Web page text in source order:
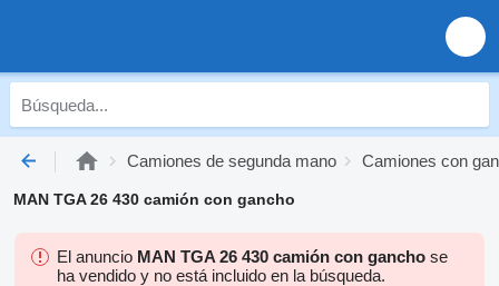
Camiones de segunda mano Camiones con
MAN TGA 26 430 camión con gancho
El anuncio MAN TGA 26 430 camión con gancho se
ha vendido y no está incluido en la búsqueda.